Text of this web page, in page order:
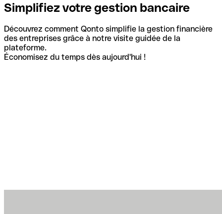
Simplifiez votre gestion bancaire
Découvrez comment Qonto simplifie la gestion financière
des entreprises grâce à notre visite guidée de la
plateforme.
Économisez du temps dès aujourd'hui !